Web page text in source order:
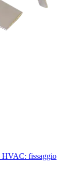
HVAC: fissaggio